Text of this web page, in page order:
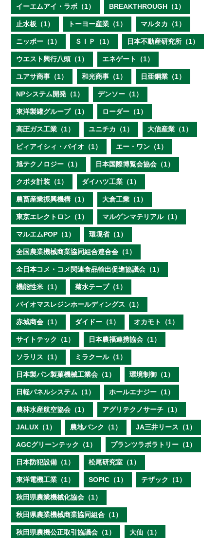
イーエムアイ・ラボ（1） BREAKTHROUGH（1）
止水板（1） トーヨー産業（1） マルタカ（1）
ニッポー（1） ＳＩＰ（1） 日本不動産研究所（1）
ウエスト興行八頭（1） エネゲート（1）
ユアサ商事（1） 和光商事（1） 日亜鋼業（1）
NPシステム開発（1） デンソー（1）
東洋製罐グループ（1） ローダー（1）
高圧ガス工業（1） ユニチカ（1） 大信産業（1）
ピィアイシィ・バイオ（1） エー・ワン（1）
旭テクノロジー（1） 日本国際博覧会協会（1）
クボタ計装（1） ダイハツ工業（1）
農畜産業振興機構（1） 大倉工業（1）
東京エレクトロン（1） マルゲンマテリアル（1）
マルエムPOP（1） 環境省（1）
全国農業機械商業協同組合連合会（1）
全日本コメ・コメ関連食品輸出促進協議会（1）
機能性米（1） 菊水テープ（1）
バイオマスレジンホールディングス（1）
赤城商会（1） ダイドー（1） オカモト（1）
サイトテック（1） 日本農福連携協会（1）
ソラリス（1） ミラクール（1）
日本製パン製菓機械工業会（1） 環境制御（1）
日軽パネルシステム（1） ホールエナジー（1）
農林水産航空協会（1） アグリテクノサーチ（1）
JALUX（1） 農地バンク（1） JA三井リース（1）
AGCグリーンテック（1） プランツラボラトリー（1）
日本防犯設備（1） 松尾研究室（1）
東洋電機工業（1） SOPIC（1） テザック（1）
秋田県農業機械化協会（1）
秋田県農業機械商業協同組合（1）
秋田県農機公正取引協議会（1） 大仙（1）